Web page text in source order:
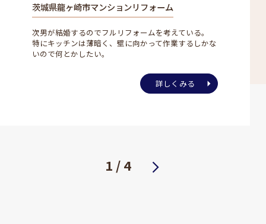
茨城県龍ヶ崎市マンションリフォーム
次男が結婚するのでフルリフォームを考えている。
特にキッチンは薄暗く、壁に向かって作業するしかな
いので何とかしたい。
詳しくみる
1 / 4 次へ